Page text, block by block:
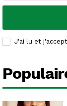
J'ai lu et